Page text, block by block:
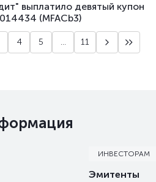
выплатило девятый купон
(MFACb3)
4 5 ... 11
ИНВЕСТОРАМ
Эмитенты